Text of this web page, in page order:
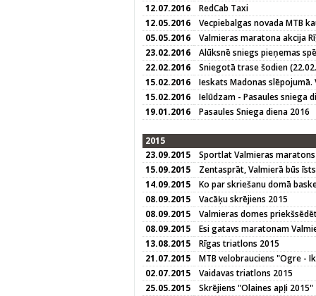
12.07.2016
RedCab Taxi
12.05.2016
Vecpiebalgas novada MTB
05.05.2016
Valmieras maratona akcija
23.02.2016
Alūksnē sniegs pieņemas
22.02.2016
Sniegotā trase šodien
15.02.2016
Ieskats Madonas slēpojumā.
15.02.2016
Ielūdzam - Pasaules sniega
19.01.2016
Pasaules Sniega diena 2016
2015
23.09.2015
Sportlat Valmieras
15.09.2015
Zentasprāt, Valmierā būs
14.09.2015
Ko par skriešanu domā
08.09.2015
Vacāķu skrējiens 2015
08.09.2015
Valmieras domes
08.09.2015
Esi gatavs maratonam
13.08.2015
Rīgas triatlons 2015
21.07.2015
MTB velobrauciens "Ogre -
02.07.2015
Vaidavas triatlons 2015
25.05.2015
Skrējiens "Olaines apļi 2015"